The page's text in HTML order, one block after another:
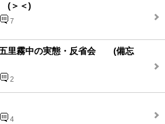
(＞＜)
7
五里霧中の実態・反省会 (備忘
2
4